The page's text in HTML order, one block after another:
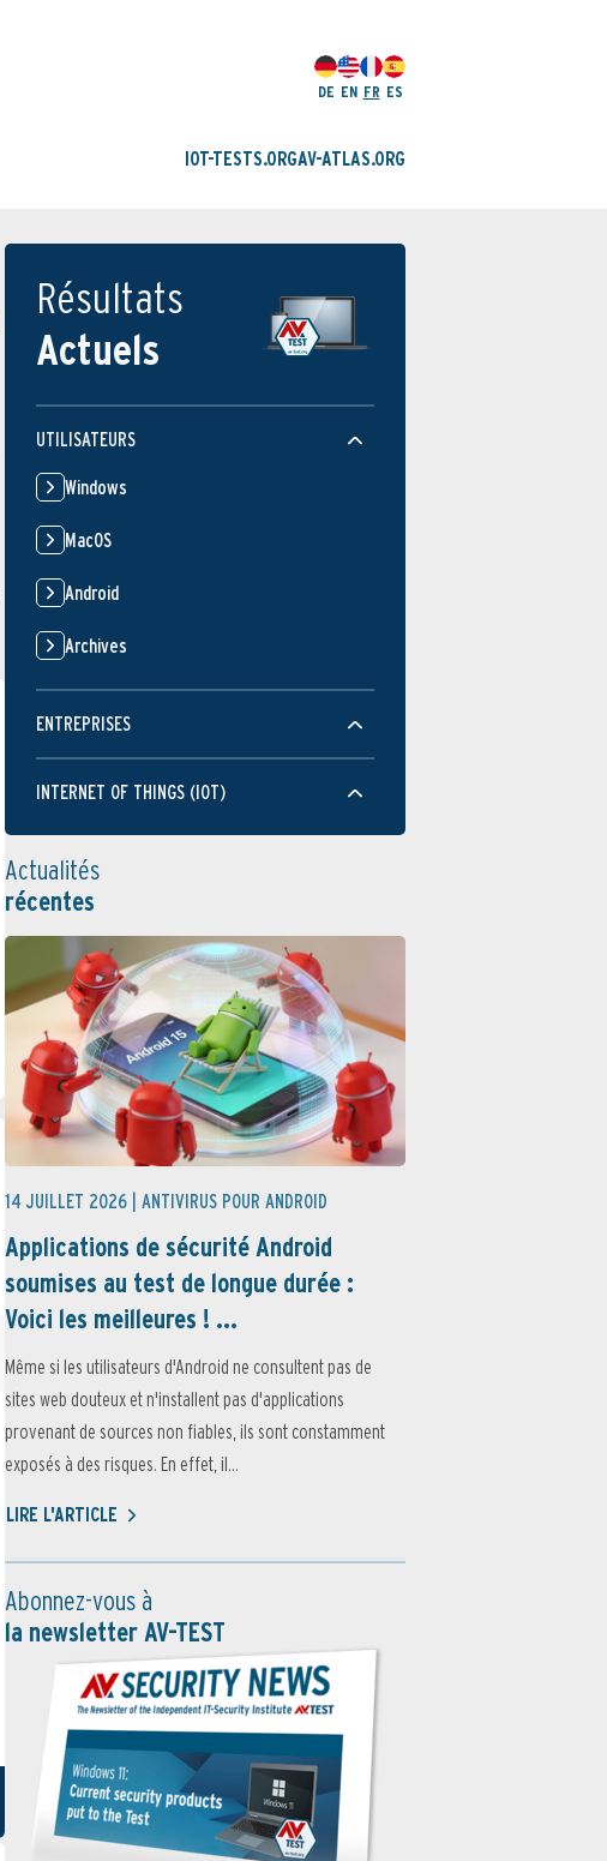
DE EN FR ES
IOT-TESTS.ORGAV-ATLAS.ORG
Résultats
Actuels
UTILISATEURS
Windows
MacOS
Android
Archives
ENTREPRISES
INTERNET OF THINGS (IOT)
Actualités
récentes
14 JUILLET 2026 | ANTIVIRUS POUR ANDROID
Applications de sécurité Android
soumises au test de longue durée :
Voici les meilleures ! ...
Même si les utilisateurs d'Android ne consultent pas de
sites web douteux et n'installent pas d'applications
provenant de sources non fiables, ils sont constamment
exposés à des risques. En effet, il...
LIRE L'ARTICLE
Abonnez-vous à
la newsletter AV-TEST